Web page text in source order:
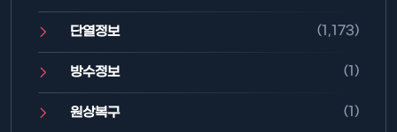
단열정보 (1,173)
방수정보 (1)
원상복구 (1)